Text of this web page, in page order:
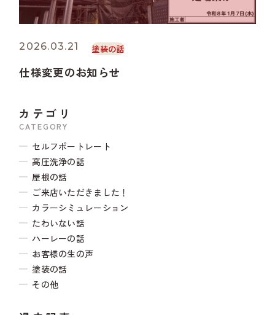
2026.03.21 塗装の話
仕様変更のお知らせ
カテゴリ
CATEGORY
セルフポートレート
高圧洗浄の話
屋根の話
ご来店いただきました！
カラーシミュレーション
たわいない話
ハーレーの話
お客様の生の声
塗装の話
その他